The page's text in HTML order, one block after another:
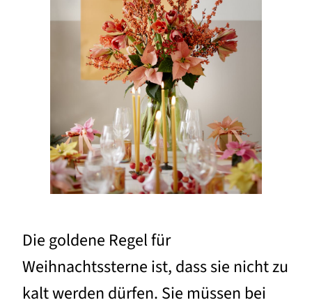
Die goldene Regel für
Weihnachtssterne ist, dass sie nicht zu
kalt werden dürfen. Sie müssen bei